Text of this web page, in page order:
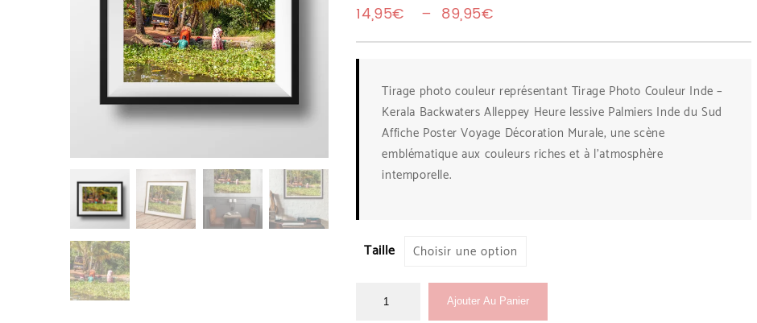
14,95€ – 89,95€
Tirage photo couleur représentant Tirage Photo Couleur Inde –
Kerala Backwaters Alleppey Heure lessive Palmiers Inde du Sud
Affiche Poster Voyage Décoration Murale, une scène
emblématique aux couleurs riches et à l’atmosphère
intemporelle.
Taille
Ajouter Au Panier